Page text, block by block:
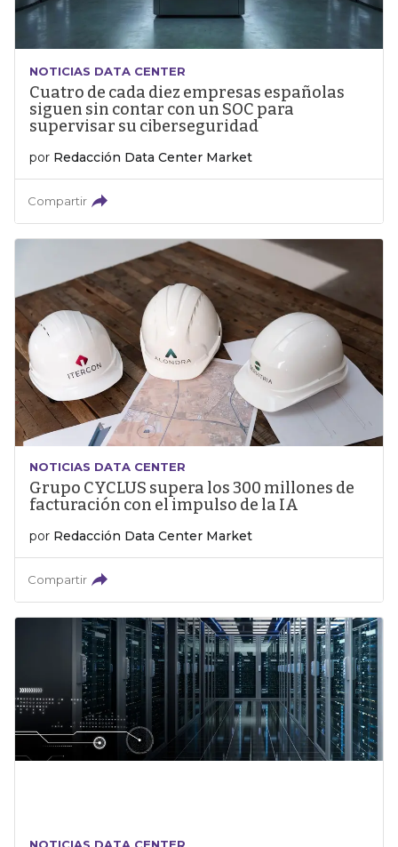
NOTICIAS DATA CENTER
Cuatro de cada diez empresas españolas
siguen sin contar con un SOC para
supervisar su ciberseguridad
por Redacción Data Center Market
Compartir
NOTICIAS DATA CENTER
Grupo CYCLUS supera los 300 millones de
facturación con el impulso de la IA
por Redacción Data Center Market
Compartir